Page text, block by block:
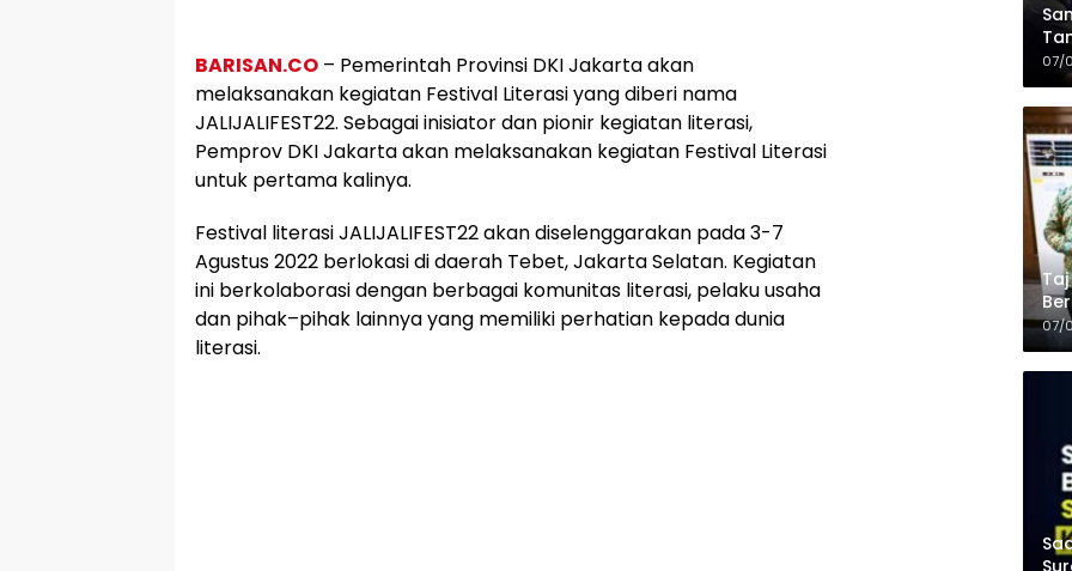
BARISAN.CO – Pemerintah Provinsi DKI Jakarta akan
melaksanakan kegiatan Festival Literasi yang diberi nama
JALIJALIFEST22. Sebagai inisiator dan pionir kegiatan literasi,
Pemprov DKI Jakarta akan melaksanakan kegiatan Festival Literasi
untuk pertama kalinya.
Festival literasi JALIJALIFEST22 akan diselenggarakan pada 3-7
Agustus 2022 berlokasi di daerah Tebet, Jakarta Selatan. Kegiatan
ini berkolaborasi dengan berbagai komunitas literasi, pelaku usaha
dan pihak–pihak lainnya yang memiliki perhatian kepada dunia
literasi.
07/
07/